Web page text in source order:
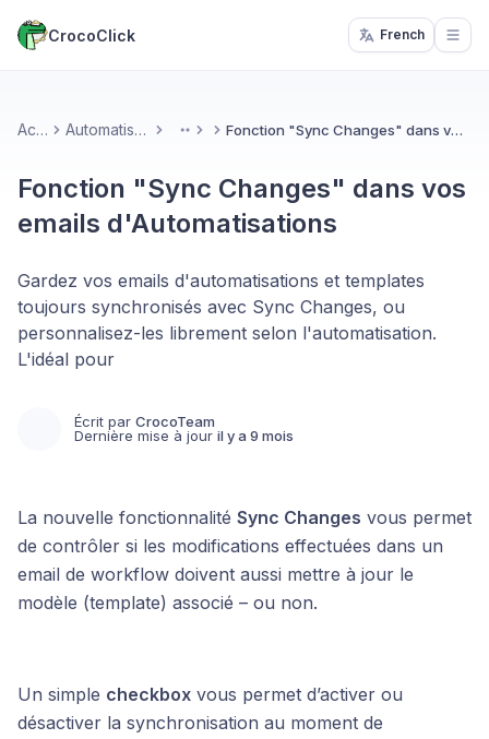
CrocoClick French
Accueil Automatisations & IA More Fonction "Sync Changes" dans vos emails d'Automatisations
Fonction "Sync Changes" dans vos
emails d'Automatisations
Gardez vos emails d'automatisations et templates
toujours synchronisés avec Sync Changes, ou
personnalisez-les librement selon l'automatisation.
L'idéal pour
Écrit par CrocoTeam
Dernière mise à jour il y a 9 mois
La nouvelle fonctionnalité Sync Changes vous permet
de contrôler si les modifications effectuées dans un
email de workflow doivent aussi mettre à jour le
modèle (template) associé – ou non.
Un simple checkbox vous permet d’activer ou
désactiver la synchronisation au moment de